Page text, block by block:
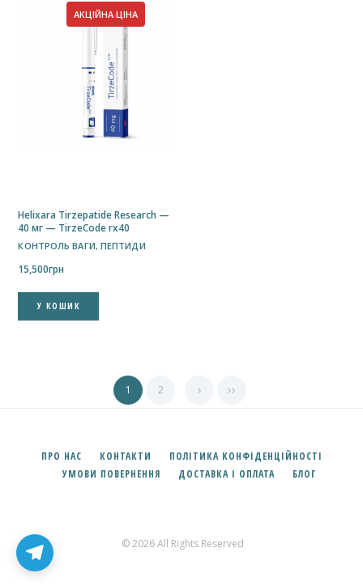
АКЦІЙНА ЦІНА
Helixara Tirzepatide Research —
40 мг — TirzeCode rx40
КОНТРОЛЬ ВАГИ, ПЕПТИДИ
15,500грн
У КОШИК
1 2
ПРО НАС КОНТАКТИ
ПОЛІТИКА КОНФІДЕНЦІЙНОСТІ
УМОВИ ПОВЕРНЕННЯ
ДОСТАВКА І ОПЛАТА БЛОГ
© 2026 All Rights Reserved